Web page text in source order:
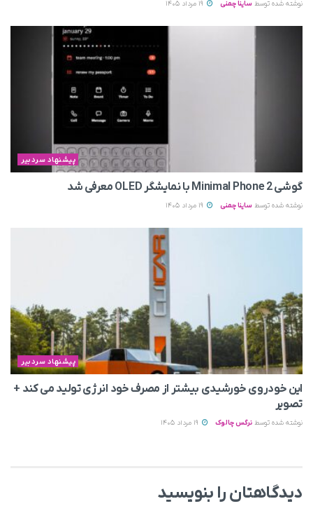
نوشته شده توسط ساینا چمنی
پیشنهاد سردبیر
گوشی Minimal Phone 2 با نمایشگر OLED معرفی شد
نوشته شده توسط ساینا چمنی
پیشنهاد سردبیر
این خودروی خورشیدی بیشتر از مصرف خود انرژی تولید می‌ کند +
تصویر
نوشته شده توسط نرگس چالوک
دیدگاهتان را بنویسید